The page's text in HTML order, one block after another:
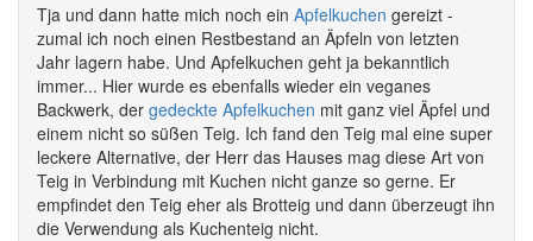
Tja und dann hatte mich noch ein Apfelkuchen gereizt -
zumal ich noch einen Restbestand an Äpfeln von letzten
Jahr lagern habe. Und Apfelkuchen geht ja bekanntlich
immer... Hier wurde es ebenfalls wieder ein veganes
Backwerk, der gedeckte Apfelkuchen mit ganz viel Äpfel und
einem nicht so süßen Teig. Ich fand den Teig mal eine super
leckere Alternative, der Herr das Hauses mag diese Art von
Teig in Verbindung mit Kuchen nicht ganze so gerne. Er
empfindet den Teig eher als Brotteig und dann überzeugt ihn
die Verwendung als Kuchenteig nicht.